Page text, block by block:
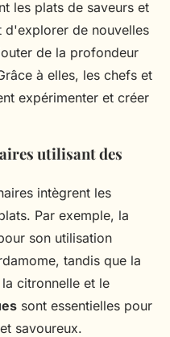
les plats de saveurs et
d'explorer de nouvelles
de la profondeur
à elles, les chefs et
expérimenter et créer
utilisant des
intègrent les
Par exemple, la
son utilisation
tandis que la
citronnelle et le
sont essentielles pour
savoureux.